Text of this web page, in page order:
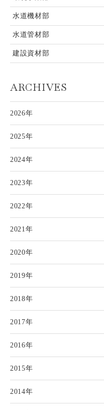
水道機材部
水道管材部
建設資材部
ARCHIVES
2026年
2025年
2024年
2023年
2022年
2021年
2020年
2019年
2018年
2017年
2016年
2015年
2014年